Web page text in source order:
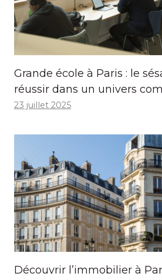
Grande école à Paris : le
réussir dans un univers
23 juillet 2025
Découvrir l’immobilier à